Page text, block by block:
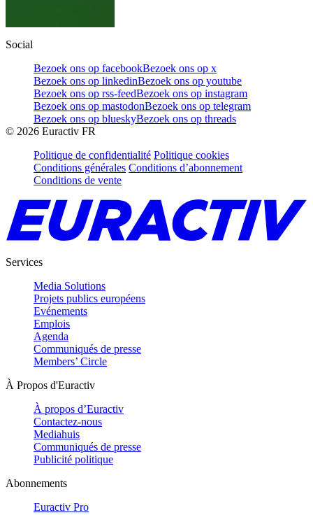
Social
Bezoek ons op facebookBezoek ons op x
Bezoek ons op linkedinBezoek ons op youtube
Bezoek ons op rss-feedBezoek ons op instagram
Bezoek ons op mastodonBezoek ons op telegram
Bezoek ons op blueskyBezoek ons op threads
© 2026 Euractiv FR
Politique de confidentialité Politique cookies
Conditions générales Conditions d’abonnement
Conditions de vente
Services
Media Solutions
Projets publics européens
Evénements
Emplois
Agenda
Communiqués de presse
Members’ Circle
À Propos d'Euractiv
À propos d’Euractiv
Contactez-nous
Mediahuis
Communiqués de presse
Publicité politique
Abonnements
Euractiv Pro